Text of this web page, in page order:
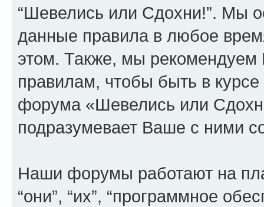
“Шевелись или Сдохни!”. Мы
данные правила в любое
этом. Также, мы рекомендуем
правилам, чтобы быть в
форума «Шевелись или
подразумевает Ваше с ними
Наши форумы работают на
“они”, “их”, “программное